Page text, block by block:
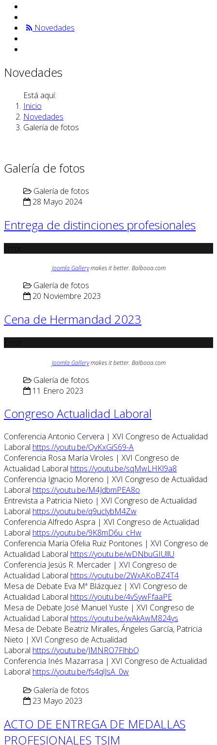
Novedades
Novedades
Está aquí:
Inicio
Novedades
Galería de fotos
Galería de fotos
Galería de fotos
28 Mayo 2024
Entrega de distinciones profesionales
Joomla Gallerymakes it better. Balbooa.com
Galería de fotos
20 Noviembre 2023
Cena de Hermandad 2023
Joomla Gallerymakes it better. Balbooa.com
Galería de fotos
11 Enero 2023
Congreso Actualidad Laboral
Conferencia Antonio Cervera | XVI Congreso de Actualidad
Laboral https://youtu.be/QvKxGiS69-A
Conferencia Rosa María Viroles | XVI Congreso de
Actualidad Laboral https://youtu.be/sqMwLHKl9a8
Conferencia Ignacio Moreno | XVI Congreso de Actualidad
Laboral https://youtu.be/M4JdbmPEA8o
Entrevista a Patricia Nieto | XVI Congreso de Actualidad
Laboral https://youtu.be/q9uclybM4Zw
Conferencia Alfredo Aspra | XVI Congreso de Actualidad
Laboral https://youtu.be/9K8mD6u_cHw
Conferencia María Ofelia Ruiz Pontones | XVI Congreso de
Actualidad Laboral https://youtu.be/wDNbuGIUllU
Conferencia Jesús R. Mercader | XVI Congreso de
Actualidad Laboral https://youtu.be/2WxAKoBZ4T4
Mesa de Debate Eva Mª Blázquez | XVI Congreso de
Actualidad Laboral https://youtu.be/4vSywFfaaPE
Mesa de Debate José Manuel Yuste | XVI Congreso de
Actualidad Laboral https://youtu.be/wAkAwM824ys
Mesa de Debate Beatriz Miralles, Ángeles García, Patricia
Nieto | XVI Congreso de Actualidad
Laboral https://youtu.be/JMNRO7FlhbQ
Conferencia Inés Mazarrasa | XVI Congreso de Actualidad
Laboral https://youtu.be/fs4qlJsA_0w
Galería de fotos
23 Mayo 2023
ACTO DE ENTREGA DE MEDALLAS
PROFESIONALES TSJM